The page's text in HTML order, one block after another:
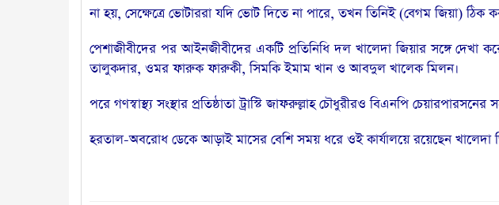
না হয়, সেক্ষেত্রে ভোটাররা যদি ভোট দিতে না পারে, তখন তিনিই (বেগম জিয়া) ঠিক
পেশাজীবীদের পর আইনজীবীদের একটি প্রতিনিধি দল খালেদা জিয়ার সঙ্গে দেখা
তালুকদার, ওমর ফারুক ফারুকী, সিমকি ইমাম খান ও আবদুল খালেক মিলন।
পরে গণস্বাস্থ্য সংস্থার প্রতিষ্ঠাতা ট্রাস্টি জাফরুল্লাহ চৌধুরীরও বিএনপি চেয়ারপারসনের
হরতাল-অবরোধ ডেকে আড়াই মাসের বেশি সময় ধরে ওই কার্যালয়ে রয়েছেন খালেদা